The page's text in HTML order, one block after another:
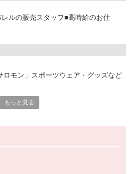
レルの販売スタッフ■高時給のお仕
ロモン」スポーツウェア・グッズなど
大人の遊び心を刺激する」のコンセプ
ドアを牽引するブランドとして人気の
のデザインをベースに、
もっと見る